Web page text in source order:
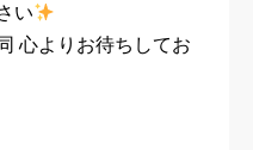
い
心よりお待ちしてお